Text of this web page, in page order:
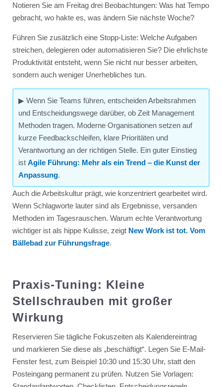
Notieren Sie am Freitag drei Beobachtungen: Was hat Tempo
gebracht, wo hakte es, was ändern Sie nächste Woche?
Führen Sie zusätzlich eine Stopp-Liste: Welche Aufgaben
streichen, delegieren oder automatisieren Sie? Die ehrlichste
Produktivität entsteht, wenn Sie nicht nur besser arbeiten,
sondern auch weniger Unerhebliches tun.
▶ Wenn Sie Teams führen, entscheiden Arbeitsrahmen
und Entscheidungswege darüber, ob Zeit Management
Methoden tragen. Moderne Organisationen setzen auf
kurze Feedbackschleifen, klare Prioritäten und
Verantwortung an der richtigen Stelle. Ein guter Einstieg
ist Agile Führung: Mehr als ein Trend – die Kunst der
Anpassung.
Auch die Arbeitskultur prägt, wie konzentriert gearbeitet wird.
Wenn Schlagworte lauter sind als Ergebnisse, versanden
Methoden im Tagesrauschen. Warum echte Verantwortung
wichtiger ist als hippe Kulisse, zeigt New Work ist tot. Vom
Bällebad zur Führungsfrage.
Praxis-Tuning: Kleine
Stellschrauben mit großer
Wirkung
Reservieren Sie tägliche Fokuszeiten als Kalendereintrag
und markieren Sie diese als „beschäftigt“. Legen Sie E-Mail-
Fenster fest, zum Beispiel 10:30 und 15:30 Uhr, statt den
Posteingang permanent zu prüfen. Nutzen Sie Vorlagen: